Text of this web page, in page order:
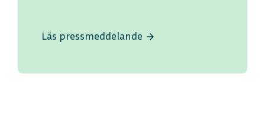
Läs pressmeddelande arrow_forward